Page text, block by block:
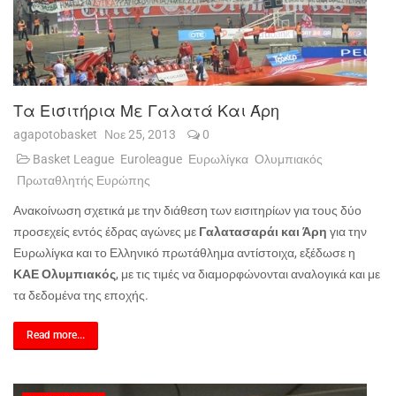
Τα Εισιτήρια Με Γαλατά Και Άρη
agapotobasket Νοε 25, 2013
0
Basket League Euroleague Ευρωλίγκα Ολυμπιακός
Πρωταθλητής Ευρώπης
Ανακοίνωση σχετικά με την διάθεση των εισιτηρίων για τους δύο
προσεχείς εντός έδρας αγώνες με Γαλατασαράι και Άρη για την
Ευρωλίγκα και το Ελληνικό πρωτάθλημα αντίστοιχα, εξέδωσε η
ΚΑΕ Ολυμπιακός, με τις τιμές να διαμορφώνονται αναλογικά και με
τα δεδομένα της εποχής.
Read more...